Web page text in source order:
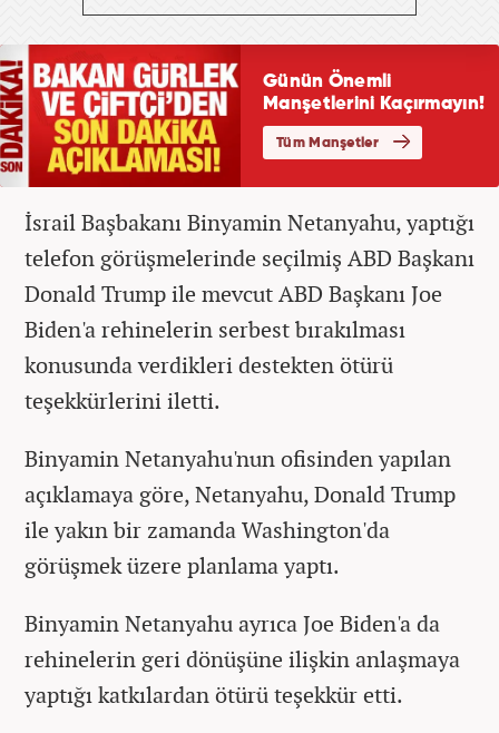
İsrail Başbakanı Binyamin Netanyahu, yaptığı
telefon görüşmelerinde seçilmiş ABD Başkanı
Donald Trump ile mevcut ABD Başkanı Joe
Biden'a rehinelerin serbest bırakılması
konusunda verdikleri destekten ötürü
teşekkürlerini iletti.
Binyamin Netanyahu'nun ofisinden yapılan
açıklamaya göre, Netanyahu, Donald Trump
ile yakın bir zamanda Washington'da
görüşmek üzere planlama yaptı.
Binyamin Netanyahu ayrıca Joe Biden'a da
rehinelerin geri dönüşüne ilişkin anlaşmaya
yaptığı katkılardan ötürü teşekkür etti.